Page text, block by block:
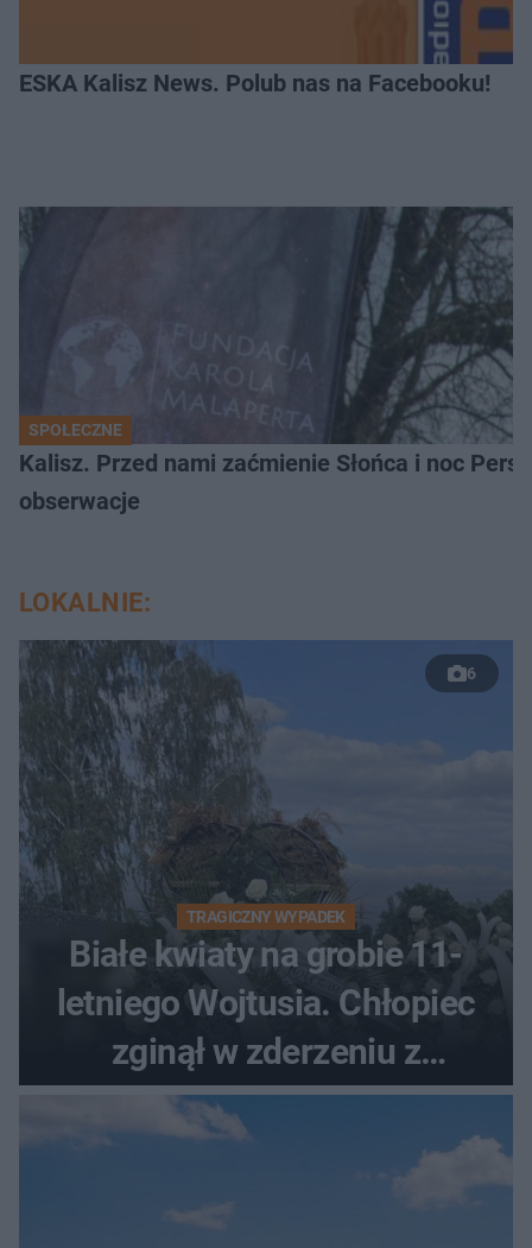
ESKA Kalisz News. Polub nas na Facebooku!
SPOŁECZNE
Kalisz. Przed nami zaćmienie Słońca i noc
obserwacje
LOKALNIE:
6
TRAGICZNY WYPADEK
Białe kwiaty na grobie 11-
letniego Wojtusia. Chłopiec
zginął w zderzeniu z
kombajnem